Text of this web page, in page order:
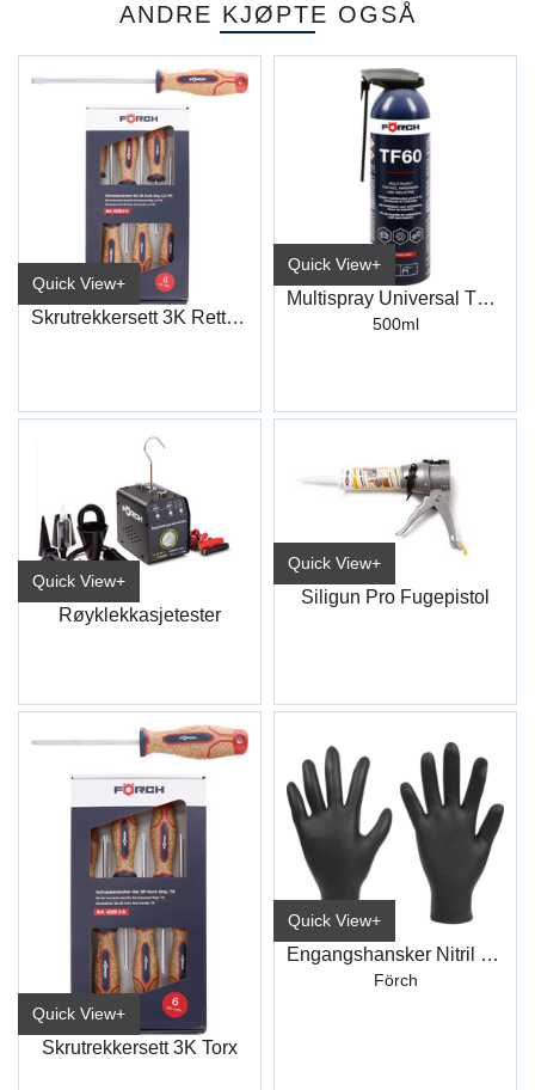
ANDRE KJØPTE OGSÅ
Quick View+
Skrutrekkersett 3K Rett+PH
Quick View+
Multispray Universal TF60
500ml
Quick View+
Røyklekkasjetester
Quick View+
Siligun Pro Fugepistol
Quick View+
Skrutrekkersett 3K Torx
Quick View+
Engangshansker Nitril Sort
Förch